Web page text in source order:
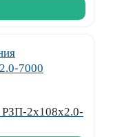
РЗП-2x108x2.0-